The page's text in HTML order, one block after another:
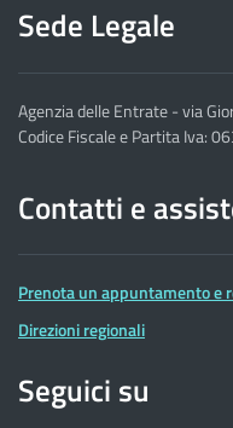
Sede Legale
Agenzia delle Entrate - via
Codice Fiscale e Partita Iva:
Contatti e
Prenota un appuntamento e
Direzioni regionali
Seguici su